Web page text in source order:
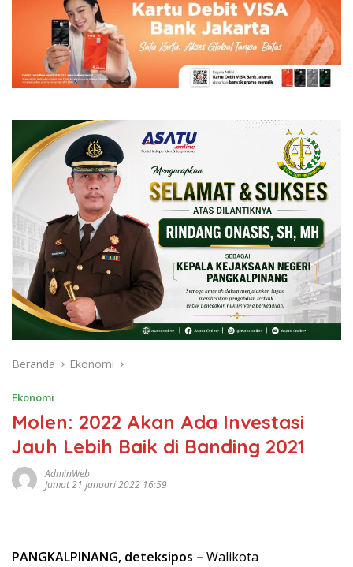
Beranda Ekonomi
Ekonomi
Molen: 2022 Akan Ada Investasi
Jauh Lebih Baik di Banding 2021
AdminWeb
Jumat 21 Januari 2022 16:59
PANGKALPINANG, deteksipos – Walikota